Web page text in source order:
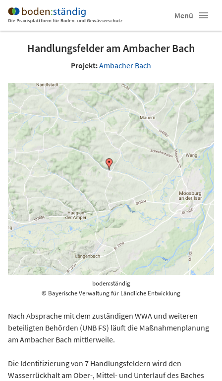
Menü
Handlungsfelder am Ambacher Bach
Projekt:Ambacher Bach
boden:ständig
© Bayerische Verwaltung für Ländliche Entwicklung
Nach Absprache mit dem zuständigen WWA und weiteren
beteiligten Behörden (UNB FS) läuft die Maßnahmenplanung
am Ambacher Bach mittlerweile.
Die Identifizierung von 7 Handlungsfeldern wird den
Wasserrückhalt am Ober-, Mittel- und Unterlauf des Baches